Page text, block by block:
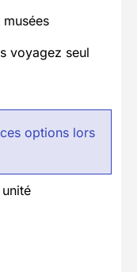
voyagez seul
options lors